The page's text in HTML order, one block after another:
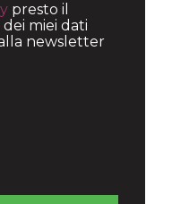
presto il
miei dati
newsletter